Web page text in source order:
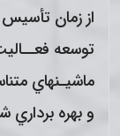
از زمان
توسعه
ماشیـنهاي
و بهره